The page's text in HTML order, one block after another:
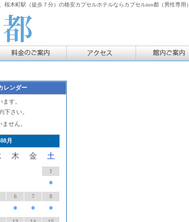
桜木町駅（徒歩７分）の格安カプセルホテルならカプセルinn都（男性専用）
レンダー
す。
下さい。
せん。
月
木 金 土
1
●
6
●
7
●
8
●